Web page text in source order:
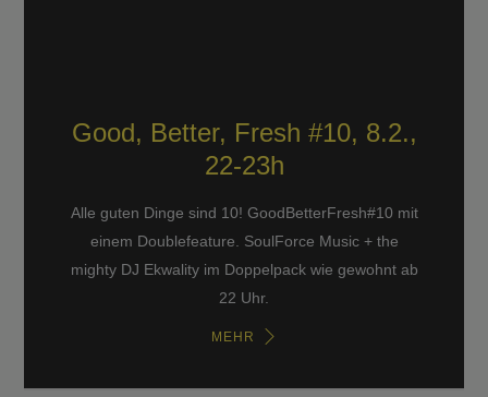
Good, Better, Fresh #10, 8.2.,
22-23h
Alle guten Dinge sind 10! GoodBetterFresh#10 mit
einem Doublefeature. SoulForce Music + the
mighty DJ Ekwality im Doppelpack wie gewohnt ab
22 Uhr.
MEHR